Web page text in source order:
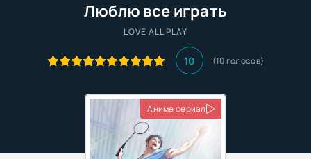
Люблю все играть
LOVE ALL PLAY
10 (10голосов)
Аниме сериал